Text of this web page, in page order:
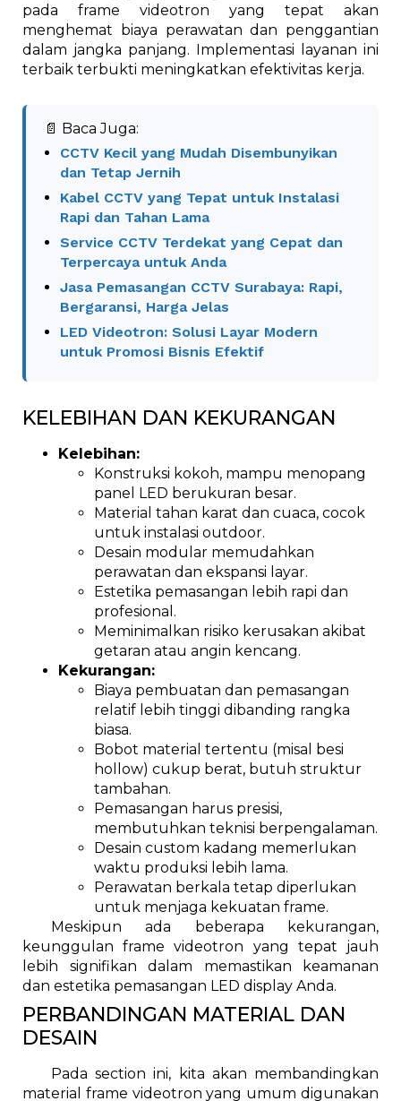
pada frame videotron yang tepat akan
menghemat biaya perawatan dan penggantian
dalam jangka panjang. Implementasi layanan ini
terbaik terbukti meningkatkan efektivitas kerja.
📄 Baca Juga:
CCTV Kecil yang Mudah Disembunyikan
dan Tetap Jernih
Kabel CCTV yang Tepat untuk Instalasi
Rapi dan Tahan Lama
Service CCTV Terdekat yang Cepat dan
Terpercaya untuk Anda
Jasa Pemasangan CCTV Surabaya: Rapi,
Bergaransi, Harga Jelas
LED Videotron: Solusi Layar Modern
untuk Promosi Bisnis Efektif
KELEBIHAN DAN KEKURANGAN
Kelebihan:
Konstruksi kokoh, mampu menopang
panel LED berukuran besar.
Material tahan karat dan cuaca, cocok
untuk instalasi outdoor.
Desain modular memudahkan
perawatan dan ekspansi layar.
Estetika pemasangan lebih rapi dan
profesional.
Meminimalkan risiko kerusakan akibat
getaran atau angin kencang.
Kekurangan:
Biaya pembuatan dan pemasangan
relatif lebih tinggi dibanding rangka
biasa.
Bobot material tertentu (misal besi
hollow) cukup berat, butuh struktur
tambahan.
Pemasangan harus presisi,
membutuhkan teknisi berpengalaman.
Desain custom kadang memerlukan
waktu produksi lebih lama.
Perawatan berkala tetap diperlukan
untuk menjaga kekuatan frame.
Meskipun ada beberapa kekurangan,
keunggulan frame videotron yang tepat jauh
lebih signifikan dalam memastikan keamanan
dan estetika pemasangan LED display Anda.
PERBANDINGAN MATERIAL DAN
DESAIN
Pada section ini, kita akan membandingkan
material frame videotron yang umum digunakan